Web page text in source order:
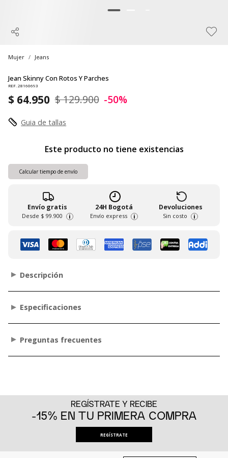
Mujer Jeans
Jean Skinny Con Rotos Y Parches
REF. 28160693
$ 64.950 $ 129.900 -50%
Guia de tallas
Este producto no tiene existencias
Calcular tiempo de envío
Envío gratis
Desde $ 99.900 i
24H Bogotá
Envío express i
Devoluciones
Sin costo i
Descripción
Especificaciones
Preguntas frecuentes
REGÍSTRATE Y RECIBE
-15% EN TU PRIMERA COMPRA
REGÍSTRATE